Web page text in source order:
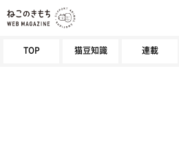
TOP 猫豆知識 連載